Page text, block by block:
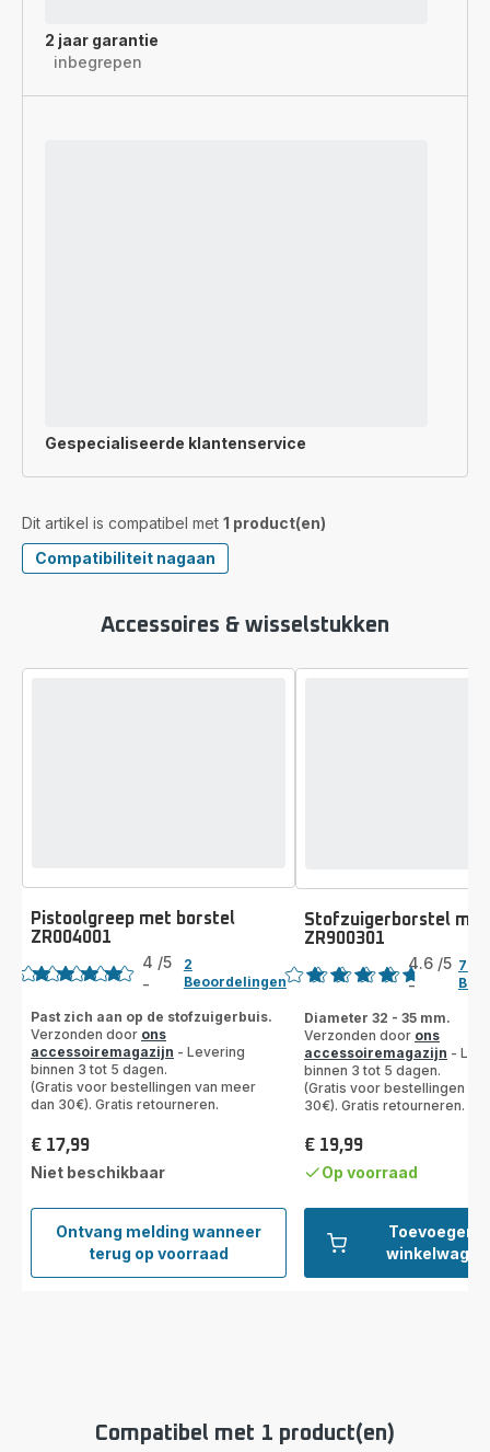
2 jaar garantie
inbegrepen
Gespecialiseerde klantenservice
Dit artikel is compatibel met 1 product(en)
Compatibiliteit nagaan
Accessoires & wisselstukken
Ontvang melding wanneer
terug op voorraad
Pistoolgreep
met
Pistoolgreep met borstel
ZR004001
Beoordeling
met
4
sterren
(gemiddeld)
4 /5
-
2
Beoordelingen
Past zich aan op de stofzuigerbuis.
Verzonden door ons
accessoiremagazijn - Levering
binnen 3 tot 5 dagen.
(Gratis voor bestellingen van meer
dan 30€). Gratis retourneren.
Prijs
€ 17,99
Niet beschikbaar
Toevoegen
Stofzuigerborstel
ZR900301
Beoordeling
4.6 /5
-
72
Diameter 32 - 35 mm.
Verzonden door ons
accessoiremagazijn -
binnen 3 tot 5 dagen.
(Gratis voor bestellingen
30€). Gratis retourneren.
Prijs
€ 19,99
Op voorraad
Compatibel met 1 product(en)